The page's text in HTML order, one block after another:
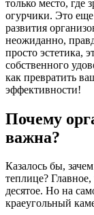
только место,
огурчики. Это
развития
неожиданно,
просто эстетика,
собственного
как превратить
эффективности!
Почему
важна?
Казалось бы,
теплице?
десятое. Но на
краеугольный